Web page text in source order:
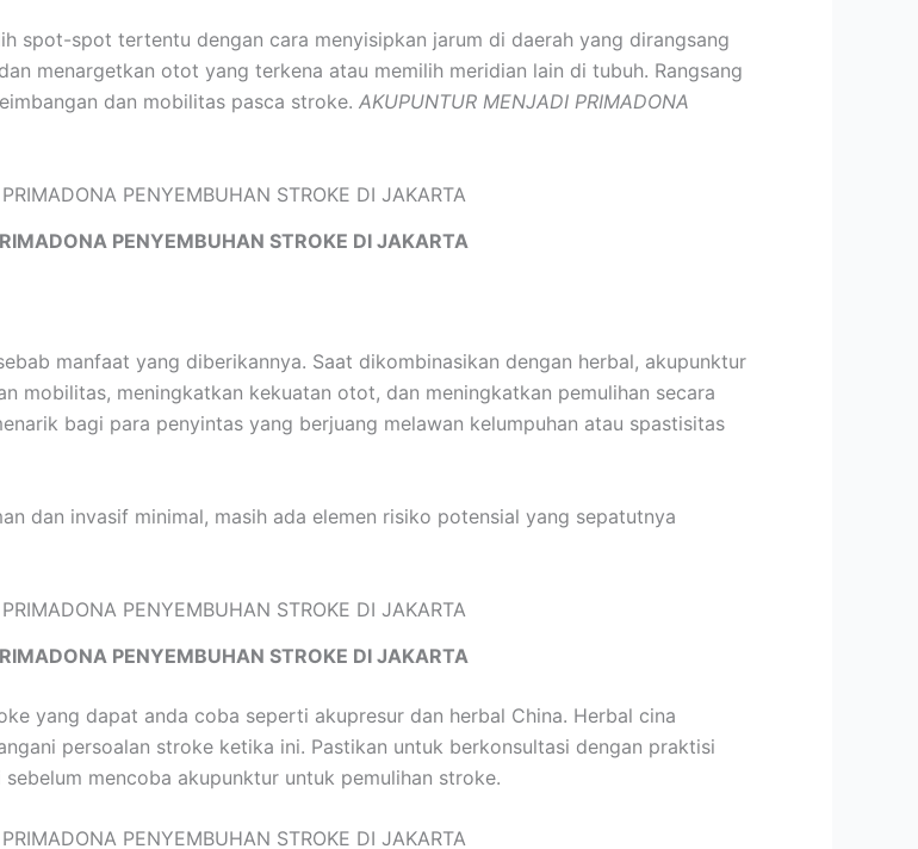
spot-spot tertentu dengan cara menyisipkan jarum di daerah yang dirangsang
menargetkan otot yang terkena atau memilih meridian lain di tubuh. Rangsang
dan mobilitas pasca stroke. AKUPUNTUR MENJADI PRIMADONA
PENYEMBUHAN STROKE DI JAKARTA
manfaat yang diberikannya. Saat dikombinasikan dengan herbal, akupunktur
mobilitas, meningkatkan kekuatan otot, dan meningkatkan pemulihan secara
bagi para penyintas yang berjuang melawan kelumpuhan atau spastisitas
dan invasif minimal, masih ada elemen risiko potensial yang sepatutnya
PENYEMBUHAN STROKE DI JAKARTA
yang dapat anda coba seperti akupresur dan herbal China. Herbal cina
persoalan stroke ketika ini. Pastikan untuk berkonsultasi dengan praktisi
mencoba akupunktur untuk pemulihan stroke.